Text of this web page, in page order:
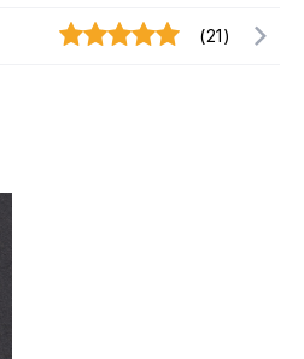
(21)